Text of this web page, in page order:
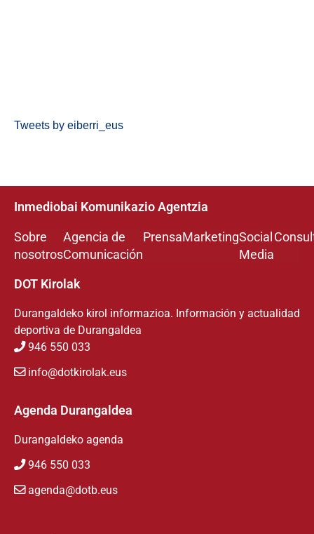
Tweets by eiberri_eus
Inmediobai Komunikazio Agentzia
Sobre
nosotros
Agencia de
Comunicación
PrensaMarketingSocial
Media
DOT Kirolak
Durangaldeko kirol informazioa. Información y actualidad
deportiva de Durangaldea
946 550 033
info@dotkirolak.eus
Agenda Durangaldea
Durangaldeko agenda
946 550 033
agenda@dotb.eus